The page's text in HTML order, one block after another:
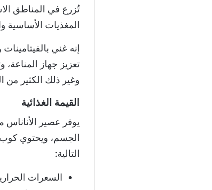
تُزرع في المناطق
المغذيات الأساسية
إنه غني
تعزيز جهاز
وغير ذلك الكثير من
القيمة الغذائية
يوفر عصير الأناناس
التالية:
السعرات الحرارية: 132 سعرة